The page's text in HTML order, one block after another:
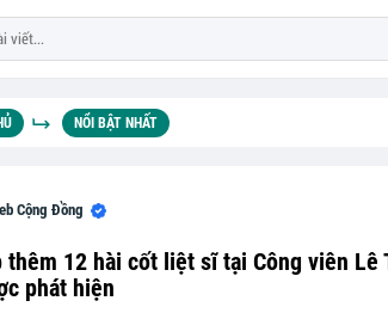
NỔI BẬT NHẤT
Cộng Đồng
thêm 12 hài cốt liệt sĩ tại Công viên Lê
phát hiện